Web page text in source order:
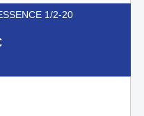
1/2-20